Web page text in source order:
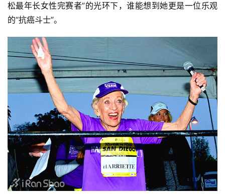
松最年长女性完赛者”的光环下，谁能想到她更是一位乐观
的“抗癌斗士”。